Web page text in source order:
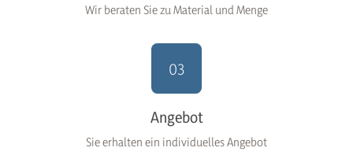
Wir beraten Sie zu Material und Menge
03
Angebot
Sie erhalten ein individuelles Angebot